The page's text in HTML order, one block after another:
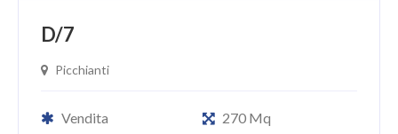
D/7
Picchianti
Vendita
270 Mq